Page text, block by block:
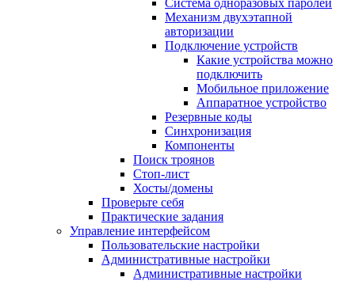
Система одноразовых паролей
Механизм двухэтапной
авторизации
Подключение устройств
Какие устройства можно
подключить
Мобильное приложение
Аппаратное устройство
Резервные коды
Синхронизация
Компоненты
Поиск троянов
Стоп-лист
Хосты/домены
Проверьте себя
Практические задания
Управление интерфейсом
Пользовательские настройки
Административные настройки
Административные настройки